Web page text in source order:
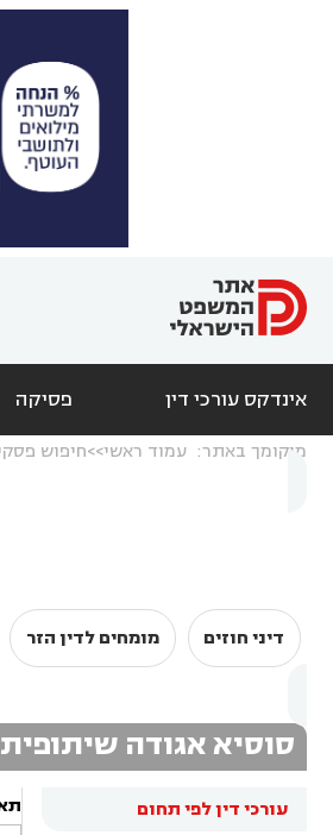
אינדקס עורכי דין פסיקה
מיקומך באתר: עמוד ראשי חיפוש
דיני חוזים מומחים לדין הזר
סוסיא אגודה
עורכי דין לפי תחום